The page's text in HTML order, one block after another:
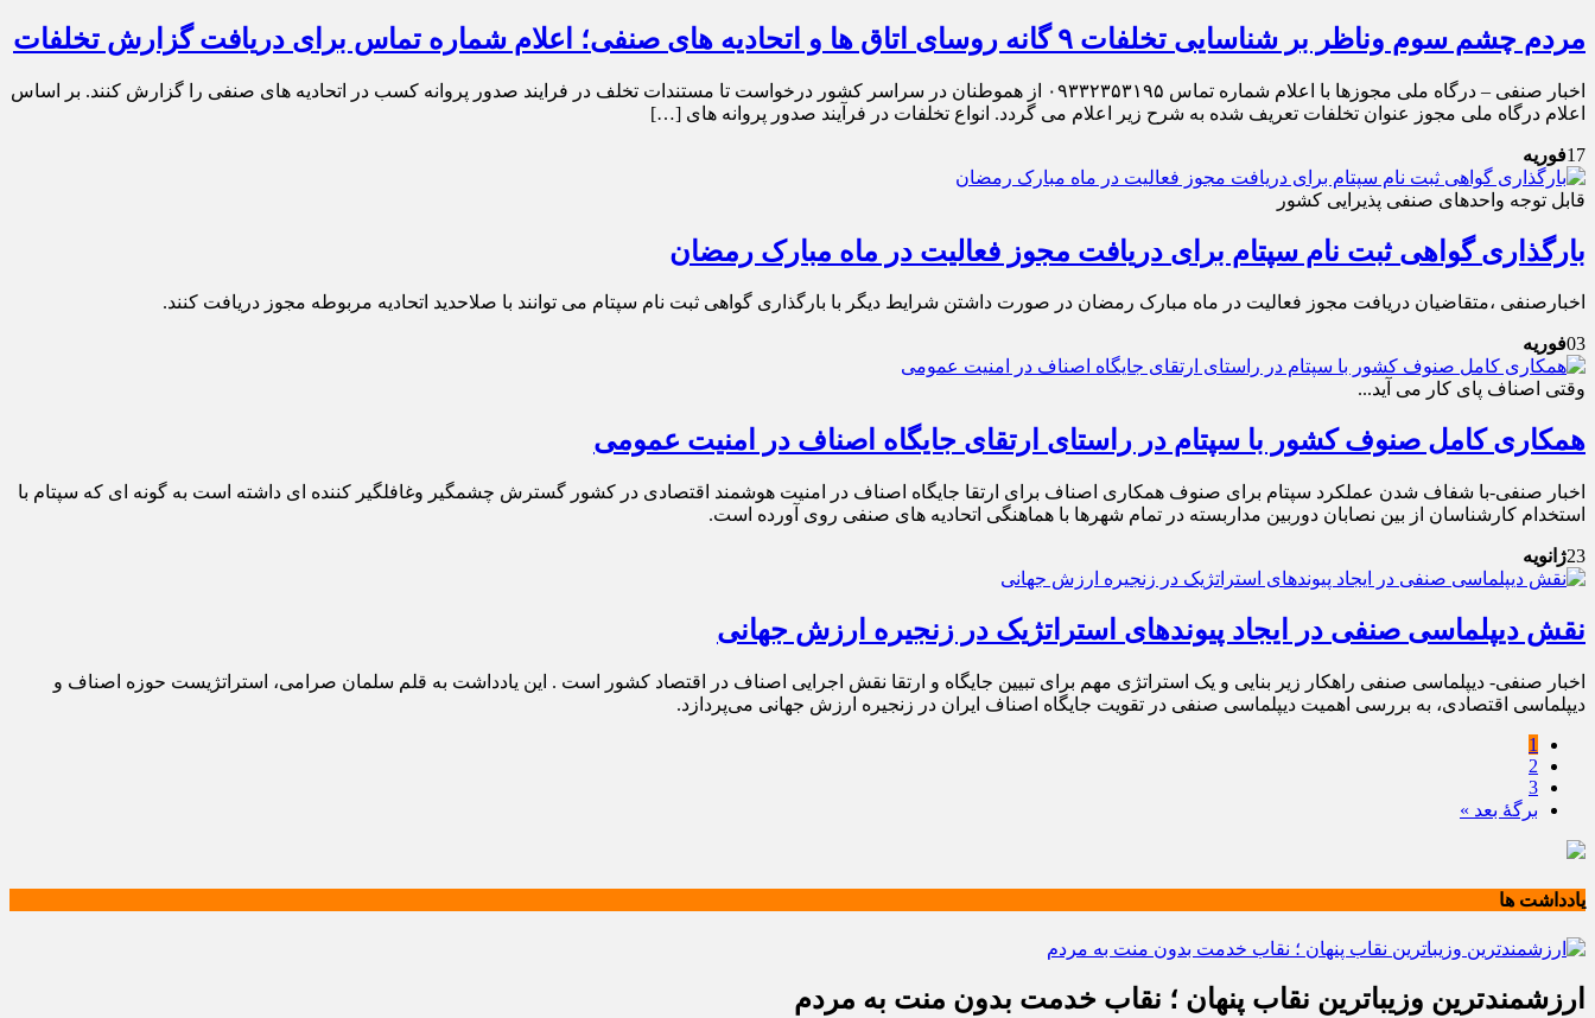
مردم چشم سوم وناظر بر شناسایی تخلفات ۹ گانه روسای اتاق ها و اتحادیه های صنفی؛ اعلام شماره تماس برای دریافت گزارش تخلفات
اخبار صنفی – درگاه ملی مجوزها با اعلام شماره تماس ۰۹۳۳۲۳۵۳۱۹۵ از هموطنان در سراسر کشور درخواست تا مستندات تخلف در فرایند صدور پروانه کسب در اتحادیه های صنفی را گزارش کنند. بر اساس
اعلام درگاه ملی مجوز عنوان تخلفات تعریف شده به شرح زیر اعلام می گردد. انواع تخلفات در فرآیند صدور پروانه های […]
17فوریه
قابل توجه واحدهای صنفی پذیرایی کشور
بارگذاری گواهی ثبت نام سپتام برای دریافت مجوز فعالیت در ماه مبارک رمضان
اخبارصنفی ،متقاضیان دریافت مجوز فعالیت در ماه مبارک رمضان در صورت داشتن شرایط دیگر با بارگذاری گواهی ثبت نام سپتام می توانند با صلاحدید اتحادیه مربوطه مجوز دریافت کنند.
03فوریه
وقتی اصناف پای کار می آید...
همکاری کامل صنوف کشور با سپتام در راستای ارتقای جایگاه اصناف در امنیت عمومی
اخبار صنفی-با شفاف شدن عملکرد سپتام برای صنوف همکاری اصناف برای ارتقا جایگاه اصناف در امنیت هوشمند اقتصادی در کشور گسترش چشمگیر وغافلگیر کننده ای داشته است به گونه ای که سپتام با
استخدام کارشناسان از بین نصابان دوربین مداربسته در تمام شهرها با هماهنگی اتحادیه های صنفی روی آورده است.
23ژانویه
نقش دیپلماسی صنفی در ایجاد پیوندهای استراتژیک در زنجیره ارزش جهانی
اخبار صنفی- دیپلماسی صنفی راهکار زیر بنایی و یک استراتژی مهم برای تبیین جایگاه و ارتقا نقش اجرایی اصناف در اقتصاد کشور است . این یادداشت به قلم سلمان صرامی، استراتژیست حوزه اصناف و
دیپلماسی اقتصادی، به بررسی اهمیت دیپلماسی صنفی در تقویت جایگاه اصناف ایران در زنجیره ارزش جهانی می‌پردازد.
1
2
3
برگهٔ بعد »
یادداشت ها
ارزشمندترین وزیباترین نقاب پنهان ؛ نقاب خدمت بدون منت به مردم